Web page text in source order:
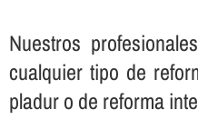
Nuestros
cualquier tipo de
pladur o de reforma